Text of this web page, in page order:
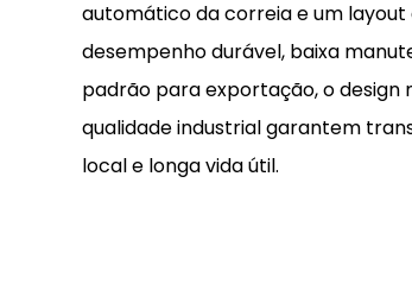
automático da correia e um
desempenho durável, baixa
padrão para exportação, o
qualidade industrial garantem
local e longa vida útil.